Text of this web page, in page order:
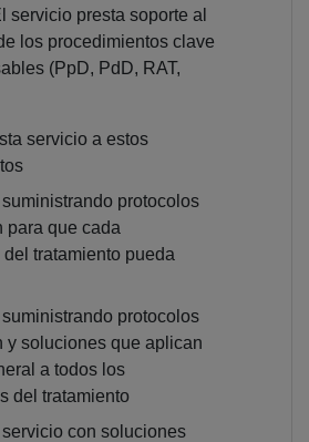
servicio presta soporte al
los procedimientos clave
(PpD, PdD, RAT,
servicio a estos
protocolos
para que cada
tratamiento pueda
protocolos
y soluciones que aplican
a todos los
del tratamiento
con soluciones